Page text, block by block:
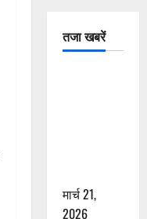
तजा खबरें
मार्च 21,
2026